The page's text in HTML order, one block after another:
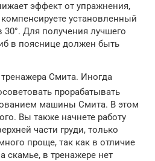
эффект от упражнения,
установленный
30°. Для получения лучшего
в пояснице должен быть
Смита. Иногда
прорабатывать
машины Смита. В этом
Вы также начнете работу
части груди, только
проще, так как в отличие
скамье, в тренажере нет